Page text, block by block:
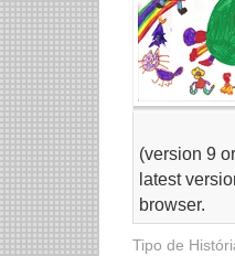
(version 9
latest
browser.
Tipo de